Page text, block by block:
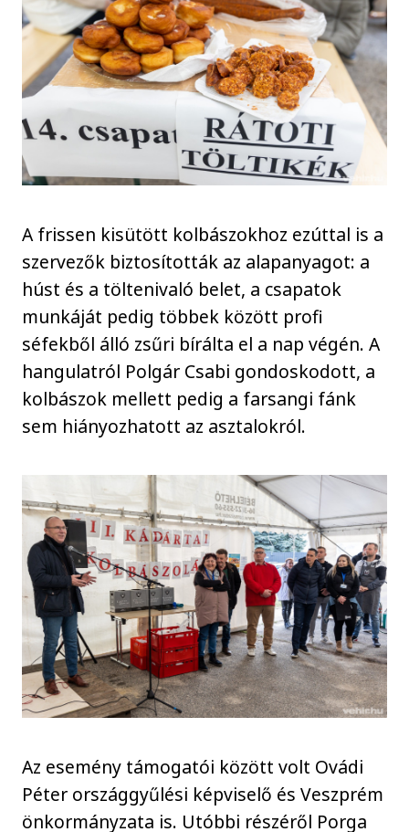
A frissen kisütött kolbászokhoz ezúttal is a
szervezők biztosították az alapanyagot: a
húst és a töltenivaló belet, a csapatok
munkáját pedig többek között profi
séfekből álló zsűri bírálta el a nap végén. A
hangulatról Polgár Csabi gondoskodott, a
kolbászok mellett pedig a farsangi fánk
sem hiányozhatott az asztalokról.
Az esemény támogatói között volt Ovádi
Péter országgyűlési képviselő és Veszprém
önkormányzata is. Utóbbi részéről Porga